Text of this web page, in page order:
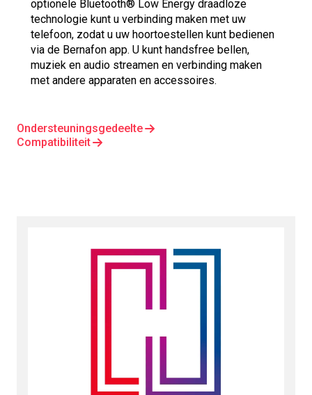
optionele Bluetooth® Low Energy draadloze
technologie kunt u verbinding maken met uw
telefoon, zodat u uw hoortoestellen kunt bedienen
via de Bernafon app. U kunt handsfree bellen,
muziek en audio streamen en verbinding maken
met andere apparaten en accessoires.
Ondersteuningsgedeelte
Compatibiliteit